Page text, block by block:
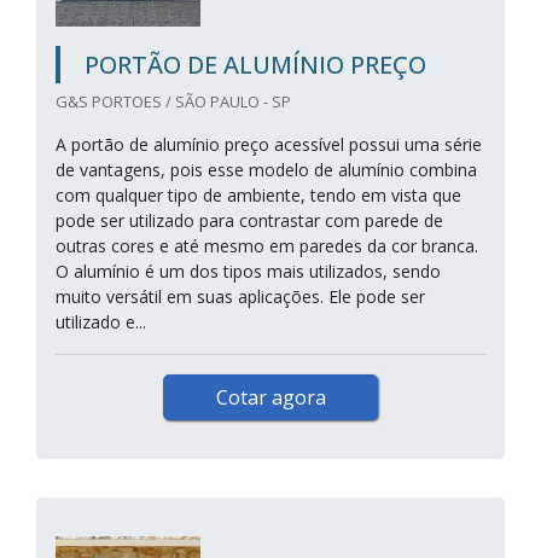
PORTÃO DE ALUMÍNIO PREÇO
G&S PORTOES / SÃO PAULO - SP
A portão de alumínio preço acessível possui uma série
de vantagens, pois esse modelo de alumínio combina
com qualquer tipo de ambiente, tendo em vista que
pode ser utilizado para contrastar com parede de
outras cores e até mesmo em paredes da cor branca.
O alumínio é um dos tipos mais utilizados, sendo
muito versátil em suas aplicações. Ele pode ser
utilizado e...
Cotar agora